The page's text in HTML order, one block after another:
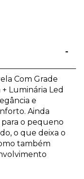
Com Grade
Luminária Led
e
Ainda
o pequeno
o que deixa o
também